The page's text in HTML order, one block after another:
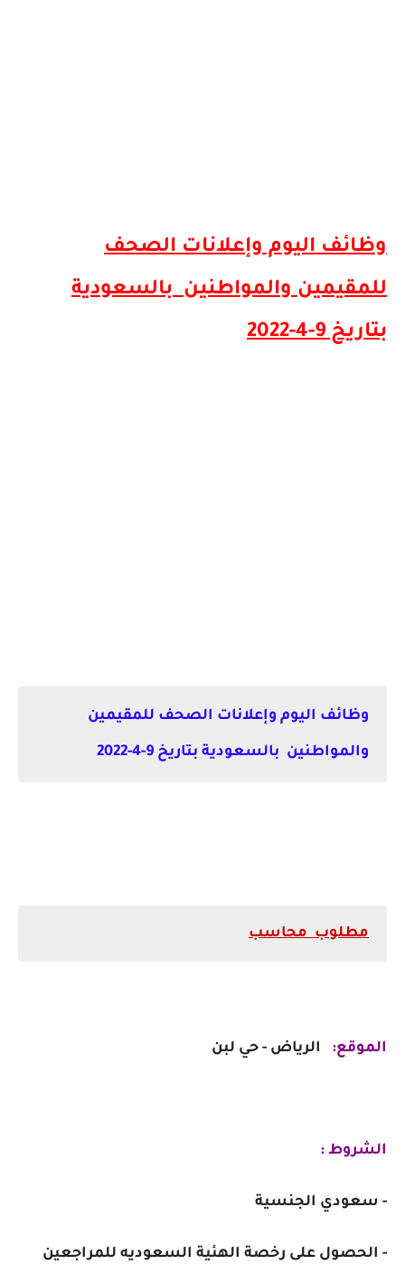
وظائف اليوم وإعلانات الصحف
للمقيمين والمواطنين بالسعودية
بتاريخ 9-4-2022
وظائف اليوم وإعلانات الصحف للمقيمين
والمواطنين بالسعودية بتاريخ 9-4-2022
مطلوب محاسب
الموقع: الرياض - حي لبن
الشروط :
- سعودي الجنسية
- الحصول على رخصة الهئية السعوديه للمراجعين